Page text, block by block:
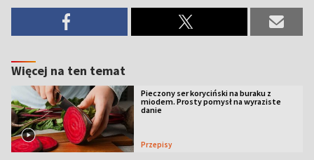
Więcej na ten temat
Pieczony ser koryciński na buraku z
miodem. Prosty pomysł na wyraziste
danie
Przepisy